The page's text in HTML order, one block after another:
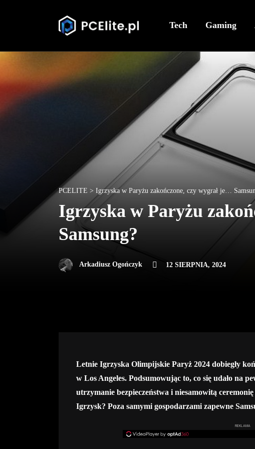
Tech Gaming
PCELITE > Igrzyska w Paryżu zakończone, czy wygrał je…
Igrzyska w Paryżu
Samsung?
Arkadiusz Ogończyk 12 SIERPNIA, 2024
Letnie Igrzyska Olimpijskie Paryż 2024 dobiegły
w Los Angeles. Podsumowując to, co się udało na
utrzymanie bezpieczeństwa i niesamowitą
Igrzysk? Poza samymi gospodarzami zapewne
REKLAMA